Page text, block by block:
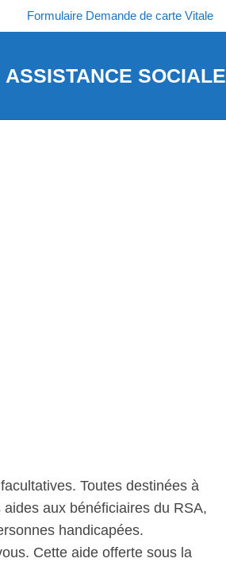
Formulaire Demande de carte Vitale
ASSISTANCE SOCIALE
Toutes destinées à
aux bénéficiaires du RSA,
handicapées.
Cette aide offerte sous la